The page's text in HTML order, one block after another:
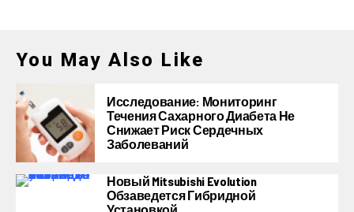
You May Also Like
Исследование: Мониторинг
Течения Сахарного Диабета Не
Снижает Риск Сердечных
Заболеваний
Новый Mitsubishi Evolution
Обзаведется Гибридной
Установкой